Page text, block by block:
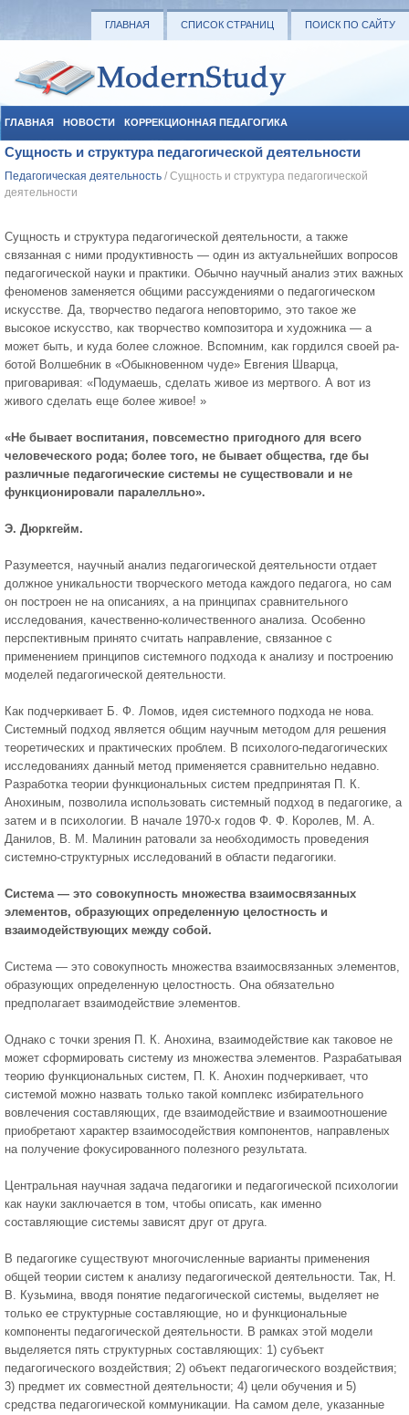
ГЛАВНАЯ СПИСОК СТРАНИЦ ПОИСК ПО САЙТУ
ГЛАВНАЯ НОВОСТИ КОРРЕКЦИОННАЯ ПЕДАГОГИКА
СОЦИАЛЬНАЯ ПЕДАГОГИКА УЧЕБНЫЕ МАТЕРИАЛЫ
Сущность и структура педагогической деятельности
Педагогическая деятельность / Сущность и структура педагогической
деятельности
Сущность и структура педагогической деятельности, а также
связанная с ними продуктивность — один из актуальнейших вопросов
педагогической науки и прак­тики. Обычно научный анализ этих важных
феноменов заменяется общими рас­суждениями о педагогическом
искусстве. Да, творчество педагога неповторимо, это такое же
высокое искусство, как творчество композитора и художника — а
может быть, и куда более сложное. Вспомним, как гордился своей ра­
ботой Волшебник в «Обыкновенном чуде» Евгения Швар­ца,
приговаривая: «Подумаешь, сделать живое из мертво­го. А вот из
живого сделать еще более живое! »
«Не бывает воспитания, повсеместно пригодного для всего
человеческо­го рода; более того, не бывает общества, где бы
различные педагогические системы не существовали и не
функционировали паралелльно».
Э. Дюркгейм.
Разумеется, научный анализ педагогической деятель­ности отдает
должное уникальности творческого метода каждого педагога, но сам
он построен не на описаниях, а на принципах сравнительного
исследования, качественно-количественного анализа. Особенно
перспективным при­нято считать направление, связанное с
применением прин­ципов системного подхода к анализу и построению
моде­лей педагогической деятельности.
Как подчеркивает Б. Ф. Ломов, идея системного подхода не нова.
Системный подход является общим научным методом для решения
теоретических и практи­ческих проблем. В психолого-педагогических
исследованиях данный метод применяется сравнительно недавно.
Разработка теории функциональных систем предпринятая П. К.
Анохиным, позволила использовать системный подход в педагогике, а
затем и в психологии. В начале 1970-х годов Ф. Ф. Королев, М. А.
Данилов, В. М. Малинин ратовали за необходимость проведения
системно-структурных исследований в области педагогики.
Система — это совокуп­ность множества вза­имосвязанных
элемен­тов, образующих определенную целост­ность и
взаимодейству­ющих между собой.
Система — это совокупность множества взаимосвязанных элементов,
образующих определенную целостность. Она обязательно
предполагает взаимодействие элементов.
Однако с точки зрения П. К. Анохина, взаимодействие как таковое не
может сформировать систему из множества элементов. Разрабатывая
теорию функциональных систем, П. К. Анохин подчеркивает, что
системой можно назвать только такой комплекс избирательного
вовлечения составляющих, где взаимодействие и взаимоотношение
приобретают характер взаимосодействия компонентов, направленых
на получение фокусированного полезного результата.
Центральная научная задача педагогики и педагогической психологии
как науки заключается в том, чтобы описать, как именно
составляющие системы зависят друг от друга.
В педагогике существуют многочисленные варианты применения
общей теории систем к анализу педагогической деятельности. Так, Н.
В. Кузьмина, вводя понятие педагогической системы, выделяет не
только ее структурные составляющие, но и функциональные
компоненты педагогической деятельности. В рамках этой модели
выделяется пять структурных составляющих: 1) субъект
педагогического воздействия; 2) объект педагогического воздействия;
3) предмет их совместной деятельности; 4) цели обучения и 5)
средства педагогической коммуникации. На самом деле, указанные